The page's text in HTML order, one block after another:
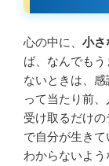
心の中に、 小さ
ば、なんでも
ないときは、
って当たり前
受け取るだけ
で自分が生き
わからないよ